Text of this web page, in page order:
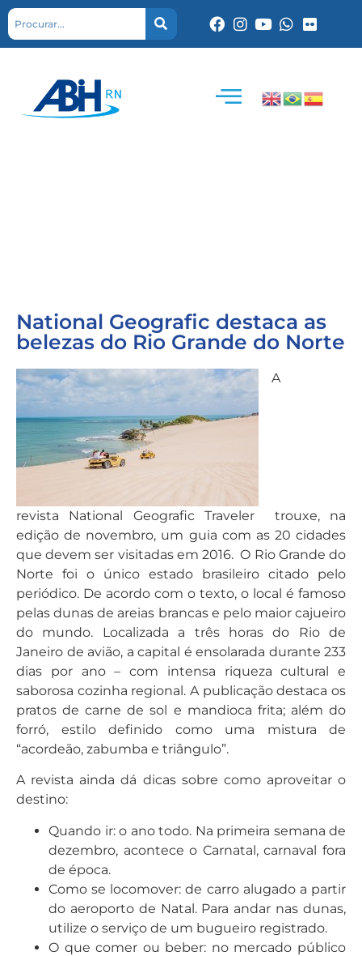
National Geografic destaca as
belezas do Rio Grande do Norte
A
revista National Geografic Traveler trouxe, na
edição de novembro, um guia com as 20 cidades
que devem ser visitadas em 2016. O Rio Grande do
Norte foi o único estado brasileiro citado pelo
periódico. De acordo com o texto, o local é famoso
pelas dunas de areias brancas e pelo maior cajueiro
do mundo. Localizada a três horas do Rio de
Janeiro de avião, a capital é ensolarada durante 233
dias por ano – com intensa riqueza cultural e
saborosa cozinha regional. A publicação destaca os
pratos de carne de sol e mandioca frita; além do
forró, estilo definido como uma mistura de
“acordeão, zabumba e triângulo”.
A revista ainda dá dicas sobre como aproveitar o
destino:
Quando ir: o ano todo. Na primeira semana de
dezembro, acontece o Carnatal, carnaval fora
de época.
Como se locomover: de carro alugado a partir
do aeroporto de Natal. Para andar nas dunas,
utilize o serviço de um bugueiro registrado.
O que comer ou beber: no mercado público